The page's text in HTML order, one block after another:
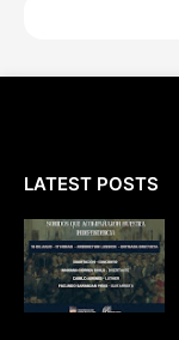
LATEST POSTS